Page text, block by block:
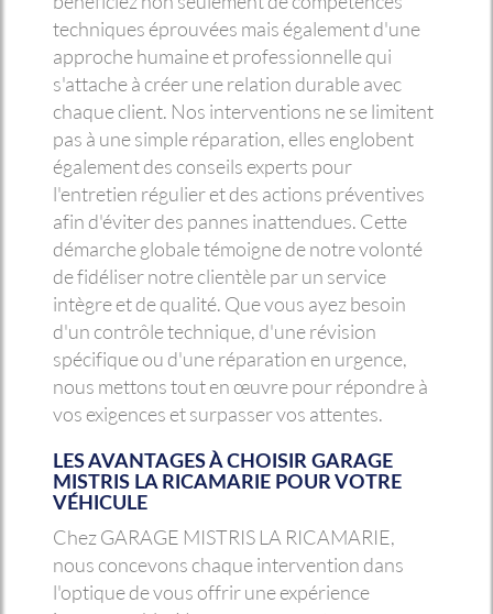
techniques éprouvées mais également d'une
approche humaine et professionnelle qui
s'attache à créer une relation durable avec
chaque client. Nos interventions ne se limitent
pas à une simple réparation, elles englobent
également des conseils experts pour
l'entretien régulier et des actions préventives
afin d'éviter des pannes inattendues. Cette
démarche globale témoigne de notre volonté
de fidéliser notre clientèle par un service
intègre et de qualité. Que vous ayez besoin
d'un contrôle technique, d'une révision
spécifique ou d'une réparation en urgence,
nous mettons tout en œuvre pour répondre à
vos exigences et surpasser vos attentes.
LES AVANTAGES À CHOISIR GARAGE
MISTRIS LA RICAMARIE POUR VOTRE
VÉHICULE
Chez GARAGE MISTRIS LA RICAMARIE,
nous concevons chaque intervention dans
l'optique de vous offrir une expérience